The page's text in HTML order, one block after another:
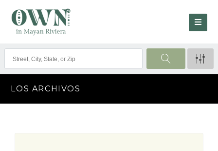
LOS ARCHIVOS